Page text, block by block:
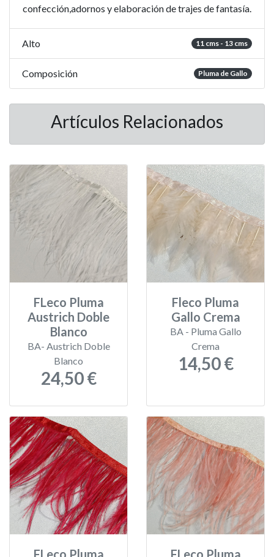
confección,adornos y elaboración de trajes de fantasía.
Alto 11 cms - 13 cms
Composición Pluma de Gallo
Artículos Relacionados
FLeco Pluma
Austrich Doble
Blanco
BA- Austrich Doble
Blanco
24,50 €
Fleco Pluma
Gallo Crema
BA - Pluma Gallo
Crema
14,50 €
FLeco Pluma FLeco Pluma